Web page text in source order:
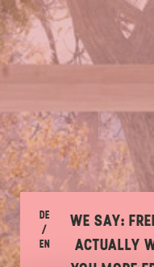
DE
/
EN
WE SAY:
ACTUALLY